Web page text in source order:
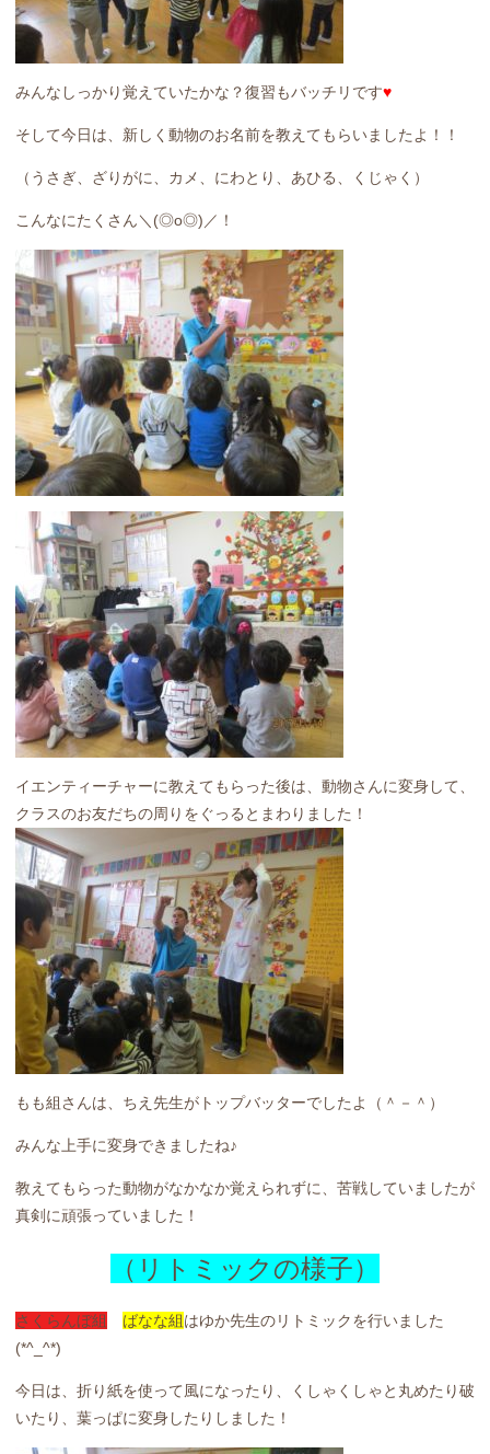
みんなしっかり覚えていたかな？復習もバッチリです♥
そして今日は、新しく動物のお名前を教えてもらいましたよ！！
（うさぎ、ざりがに、カメ、にわとり、あひる、くじゃく）
こんなにたくさん＼(◎o◎)／！
イエンティーチャーに教えてもらった後は、動物さんに変身して、
クラスのお友だちの周りをぐっるとまわりました！
もも組さんは、ちえ先生がトップバッターでしたよ（＾－＾）
みんな上手に変身できましたね♪
教えてもらった動物がなかなか覚えられずに、苦戦していましたが
真剣に頑張っていました！
（リトミックの様子）
さくらんぼ組 ばなな組はゆか先生のリトミックを行いました
(*^_^*)
今日は、折り紙を使って風になったり、くしゃくしゃと丸めたり破
いたり、葉っぱに変身したりしました！